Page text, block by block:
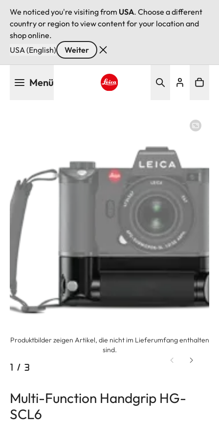
We noticed you're visiting from USA. Choose a different
country or region to view content for your location and
shop online.
USA (English)
Weiter
Menü
Produktbilder zeigen Artikel, die nicht im Lieferumfang enthalten
sind.
1 / 3
Multi-Function Handgrip HG-
SCL6